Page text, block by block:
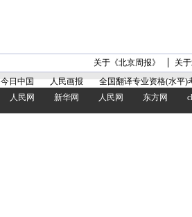
关于《北京周报》
关
今日中国 人民画报
全国翻译专业资格(水平)
人民网 新华网 人民网 东方网